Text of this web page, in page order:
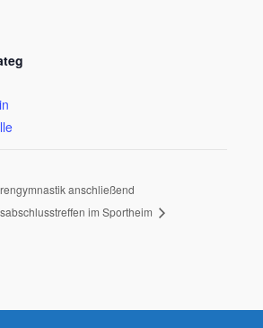
anschließend
im Sportheim